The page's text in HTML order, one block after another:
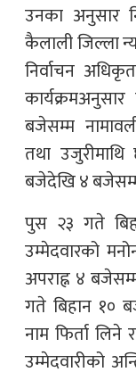
उनका अनुसार
कैलाली जिल्ला
निर्वाचन
बजेसम्म
तथा
बजेदेखि ४
पुस २३ गते
उम्मेदवारको
अपराह्न ४
गते बिहान १०
नाम फिर्ता
उम्मेदवारीको